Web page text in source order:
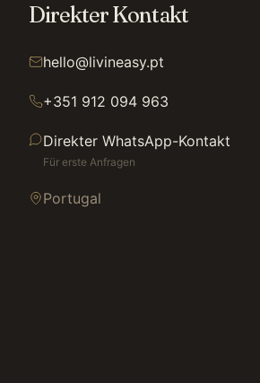
Direkter Kontakt
hello@livineasy.pt
+351 912 094 963
Direkter WhatsApp-Kontakt
Für erste Anfragen
Portugal